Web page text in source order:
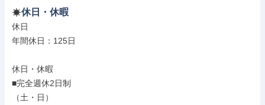
休日・休暇
休日
年間休日：125日
休日・休暇
■完全週休2日制
（土・日）